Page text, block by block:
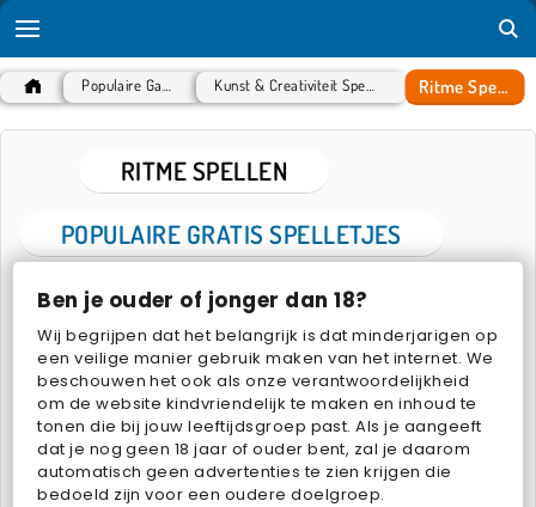
Ben je ouder of jonger dan 18?
Wij begrijpen dat het belangrijk is dat minderjarigen op
een veilige manier gebruik maken van het internet. We
beschouwen het ook als onze verantwoordelijkheid
om de website kindvriendelijk te maken en inhoud te
tonen die bij jouw leeftijdsgroep past. Als je aangeeft
dat je nog geen 18 jaar of ouder bent, zal je daarom
automatisch geen advertenties te zien krijgen die
bedoeld zijn voor een oudere doelgroep.
Ritme Spellen
RITME SPELLEN
POPULAIRE GRATIS SPELLETJES
Magic Piano Tiles Virtual Piano